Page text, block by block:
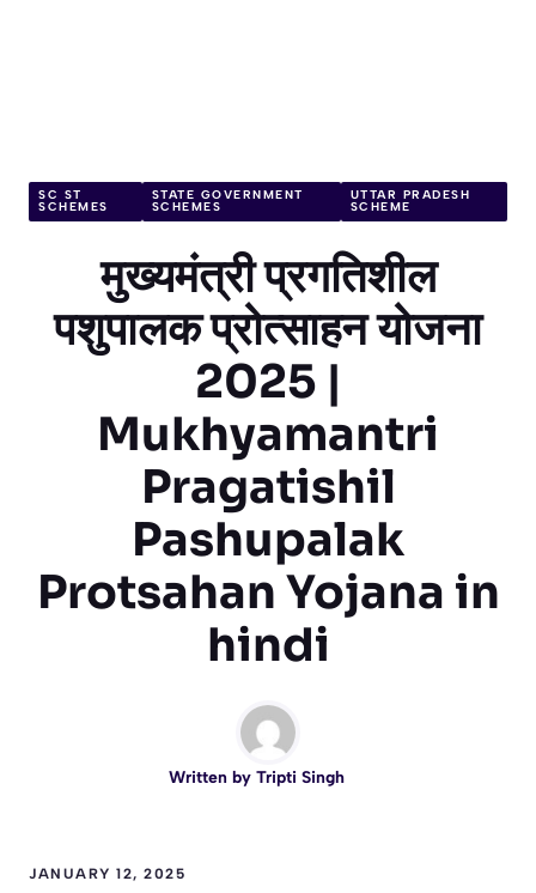
SC ST
SCHEMES
STATE GOVERNMENT
SCHEMES
UTTAR PRADESH
SCHEME
मुख्यमंत्री प्रगतिशील
पशुपालक प्रोत्साहन योजना
2025 |
Mukhyamantri
Pragatishil
Pashupalak
Protsahan Yojana in
hindi
Written by Tripti Singh
JANUARY 12, 2025